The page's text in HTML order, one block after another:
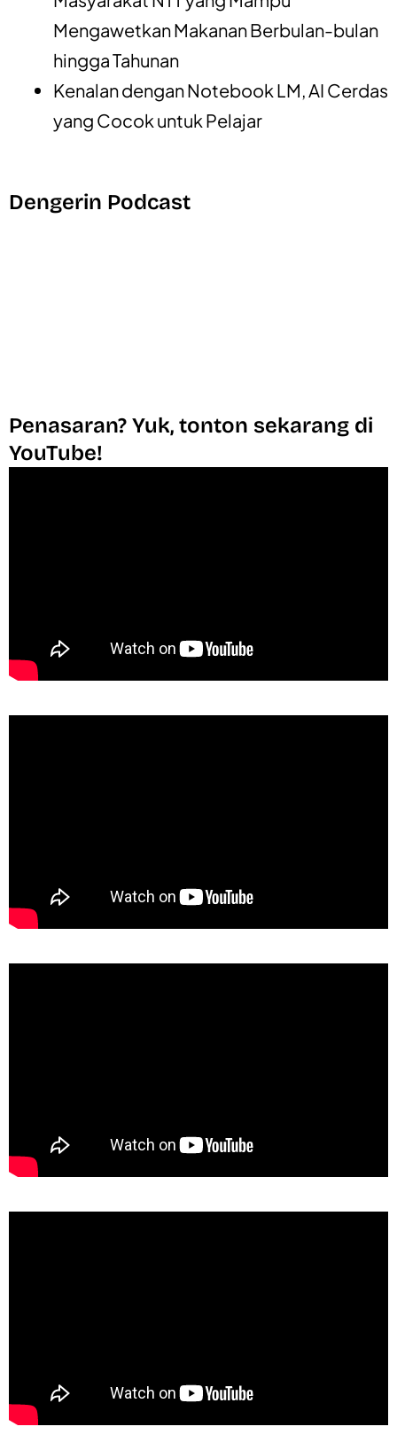
Mengawetkan Makanan Berbulan-bulan
hingga Tahunan
Kenalan dengan Notebook LM, AI Cerdas
yang Cocok untuk Pelajar
Dengerin Podcast
Penasaran? Yuk, tonton sekarang di
YouTube!